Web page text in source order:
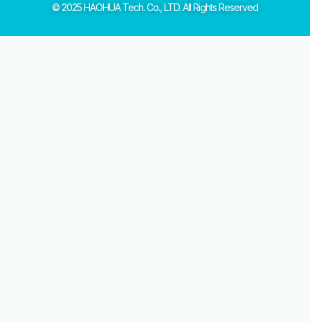
© 2025 HAOHUA Tech. Co., LTD. All Rights Reserved